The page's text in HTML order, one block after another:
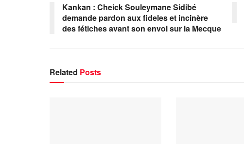
Kankan : Cheick Souleymane Sidibé
demande pardon aux fideles et incinère
des fétiches avant son envol sur la Mecque
Related Posts